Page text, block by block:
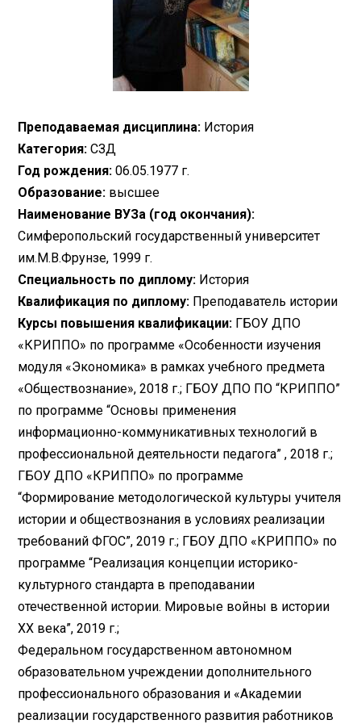
Преподаваемая дисциплина: История
Категория: СЗД
Год рождения: 06.05.1977 г.
Образование: высшее
Наименование ВУЗа (год окончания):
Симферопольский государственный университет
им.М.В.Фрунзе, 1999 г.
Специальность по диплому: История
Квалификация по диплому: Преподаватель истории
Курсы повышения квалификации: ГБОУ ДПО
«КРИППО» по программе «Особенности изучения
модуля «Экономика» в рамках учебного предмета
«Обществознание», 2018 г.; ГБОУ ДПО ПО “КРИППО”
по программе “Основы применения
информационно-коммуникативных технологий в
профессиональной деятельности педагога” , 2018 г.;
ГБОУ ДПО «КРИППО» по программе
“Формирование методологической культуры учителя
истории и обществознания в условиях реализации
требований ФГОС”, 2019 г.;​ ГБОУ ДПО «КРИППО» по
программе “Реализация концепции историко-
культурного стандарта в преподавании
отечественной истории. Мировые войны в истории
ХХ века”, 2019 г.;
Федеральном государственном автономном
образовательном учреждении дополнительного
профессионального образования и «Академии
реализации государственного развития работников